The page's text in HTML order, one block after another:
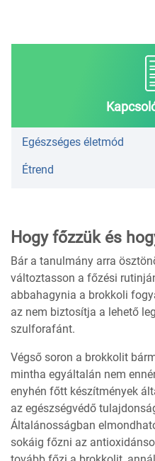
Egészséges életmód
Étrend
Hogy főzzük és
Bár a tanulmány arra
változtasson a főzési
abbahagynia a brokkoli
az nem biztosítja a lehető
szulforafánt.
Végső soron a brokkolit
mintha egyáltalán nem
enyhén főtt készítmények
az egészségvédő
Általánosságban
sokáig főzni az